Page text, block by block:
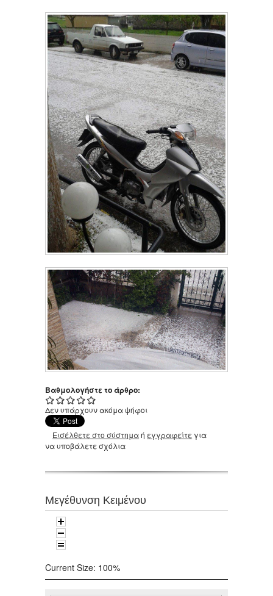
Βαθμολογήστε το άρθρο:
Δεν υπάρχουν ακόμα ψήφοι
Εισέλθετε στο σύστημαή εγγραφείτε για
να υποβάλετε σχόλια
Μεγέθυνση Κειμένου
Current Size: 100%